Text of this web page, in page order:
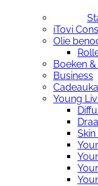
iTovi
Olie
Boeken
Business
Young